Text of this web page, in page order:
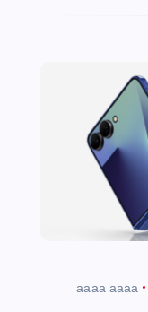
aaaa aaaa